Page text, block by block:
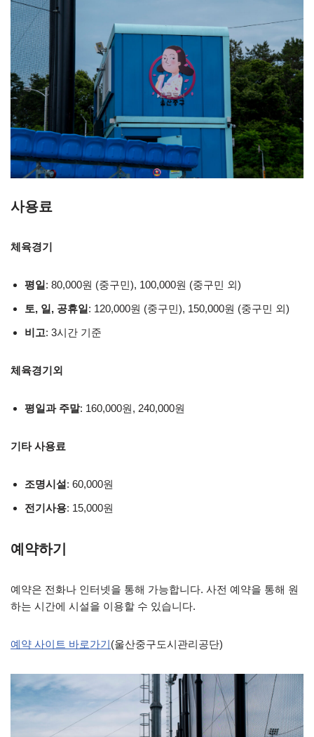
사용료
체육경기
평일: 80,000원 (중구민), 100,000원 (중구민 외)
토, 일, 공휴일: 120,000원 (중구민), 150,000원 (중구민 외)
비고: 3시간 기준
체육경기외
평일과 주말: 160,000원, 240,000원
기타 사용료
조명시설: 60,000원
전기사용: 15,000원
예약하기
예약은 전화나 인터넷을 통해 가능합니다. 사전 예약을 통해 원
하는 시간에 시설을 이용할 수 있습니다.
예약 사이트 바로가기(울산중구도시관리공단)